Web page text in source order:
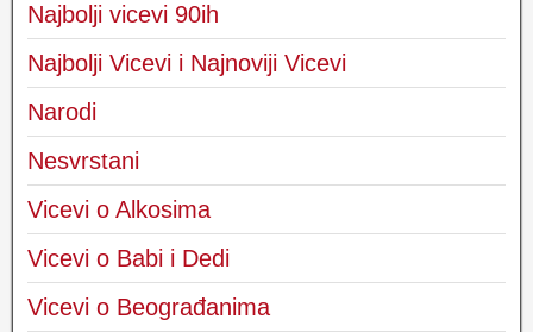
Najbolji vicevi 90ih
Najbolji Vicevi i Najnoviji Vicevi
Narodi
Nesvrstani
Vicevi o Alkosima
Vicevi o Babi i Dedi
Vicevi o Beograđanima